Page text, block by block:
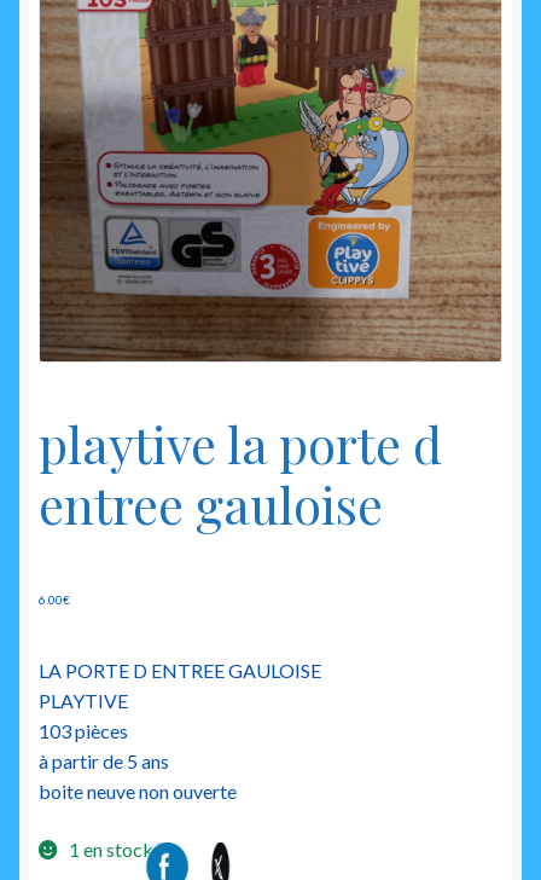
enfant
playtive la porte d
entree gauloise
6.00€
LA PORTE D ENTREE GAULOISE
PLAYTIVE
103 pièces
à partir de 5 ans
boite neuve non ouverte
1 en stock